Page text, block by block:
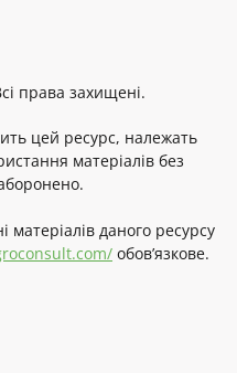
права захищені.
цей ресурс, належать
матеріалів без
даного ресурсу
обов’язкове.